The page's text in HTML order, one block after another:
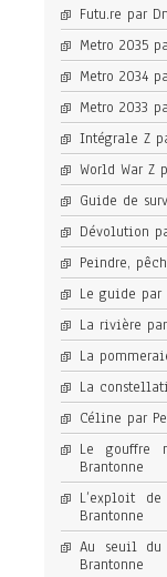
Futu.re par
Metro 2035
Metro 2034
Metro 2033
Intégrale Z
World War Z
Guide de
Dévolution
Peindre,
Le guide par
La rivière
La
La
Céline par
Le gouffre
Brantonne
L’exploit
Brantonne
Au seuil du
Brantonne